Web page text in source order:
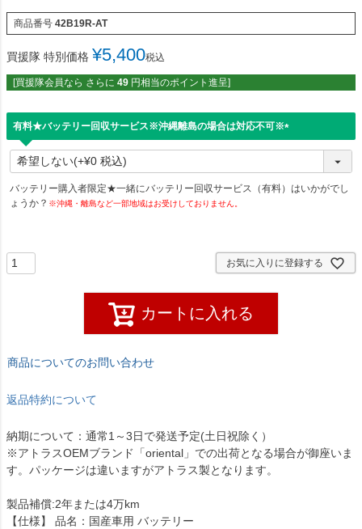
商品番号 42B19R-AT
買援隊 特別価格 ¥5,400税込
[買援隊会員なら さらに 49 円相当のポイント進呈]
有料★バッテリー回収サービス※沖縄離島の場合は対応不可※
須
)
バッテリー購入者限定★一緒にバッテリー回収サービス（有料）はいかがでし
ょうか？ ※沖縄・離島など一部地域はお受けしておりません。
お気に入りに登録する
カートに入れる
商品についてのお問い合わせ
返品特約について
納期について：通常1～3日で発送予定(土日祝除く）
※アトラスOEMブランド「oriental」での出荷となる場合が御座いま
す。パッケージは違いますがアトラス製となります。
製品補償:2年または4万km
【仕様】 品名：国産車用 バッテリー